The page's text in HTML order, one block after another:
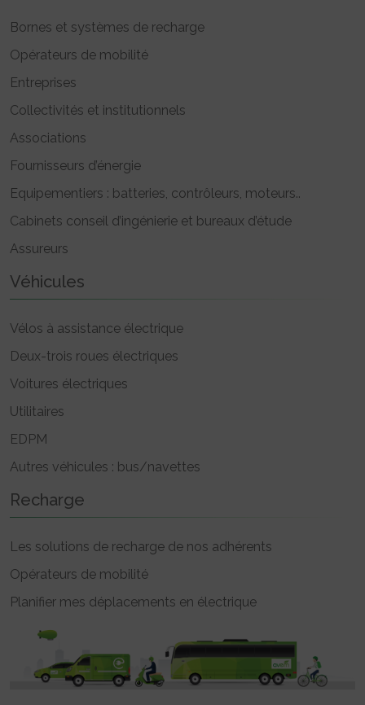
Bornes et systèmes de recharge
Opérateurs de mobilité
Entreprises
Collectivités et institutionnels
Associations
Fournisseurs d’énergie
Equipementiers : batteries, contrôleurs, moteurs..
Cabinets conseil d’ingénierie et bureaux d’étude
Assureurs
Véhicules
Vélos à assistance électrique
Deux-trois roues électriques
Voitures électriques
Utilitaires
EDPM
Autres véhicules : bus/navettes
Recharge
Les solutions de recharge de nos adhérents
Opérateurs de mobilité
Planifier mes déplacements en électrique